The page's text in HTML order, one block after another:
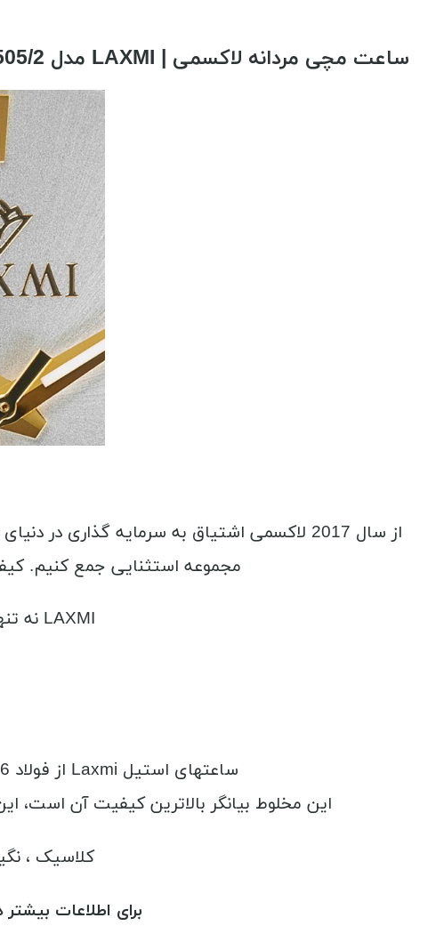
ساعت مچی مردانه لاکسمی | LAXMI مدل 8505/2
از سال 2017 لاکسمی اشتیاق به سرمایه
مجموعه استثنایی جمع کنیم.
LAXMI نه تنها یک ساعت بلکه یک تعادل کامل از زیبایی و عملکرد است.
ساعتهای استیل Laxmi از فولاد 316 ساخته شده است که یکی از بهترین فولادهای است که ترکیبی استثنایی از
این مخلوط بیانگر بالاترین کیفیت آن است، این ترکیب باعث می شود فولاد 316
کلاسیک ،
برای اطلاعات بیشتر